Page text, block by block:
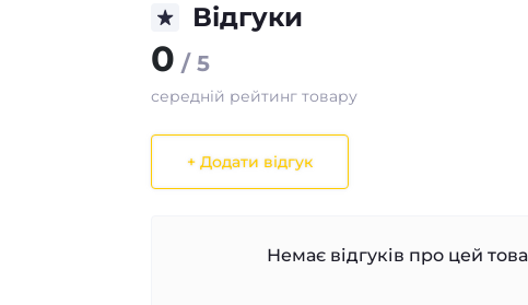
Відгуки
0 / 5
середній рейтинг товару
+ Додати відгук
Немає відгуків про цей